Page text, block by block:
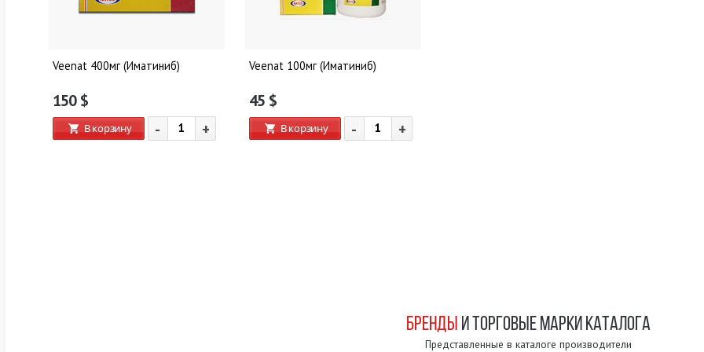
Veenat 400мг (Иматиниб)
150 $
В корзину - +
Veenat 100мг (Иматиниб)
45 $
В корзину - +
БРЕНДЫ И ТОРГОВЫЕ МАРКИ КАТАЛОГА
Представленные в каталоге производители